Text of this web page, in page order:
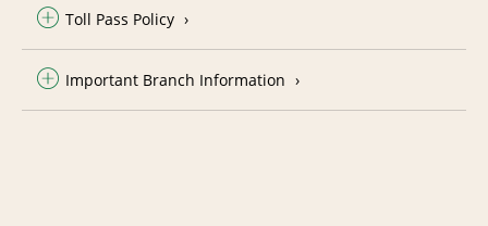
Toll Pass Policy
Important Branch Information